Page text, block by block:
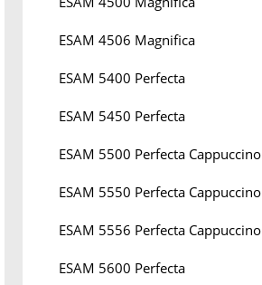
ESAM 4506 Magnifica
ESAM 5400 Perfecta
ESAM 5450 Perfecta
ESAM 5500 Perfecta Cappuccino
ESAM 5550 Perfecta Cappuccino
ESAM 5556 Perfecta Cappuccino
ESAM 5600 Perfecta